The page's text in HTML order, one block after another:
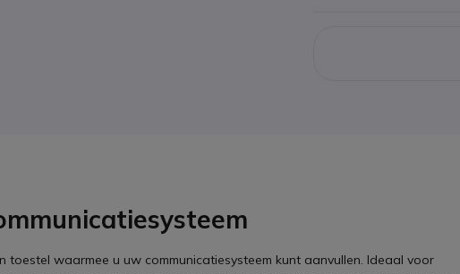
toestel waarmee u uw communicatiesysteem kunt aanvullen. Ideaal voor